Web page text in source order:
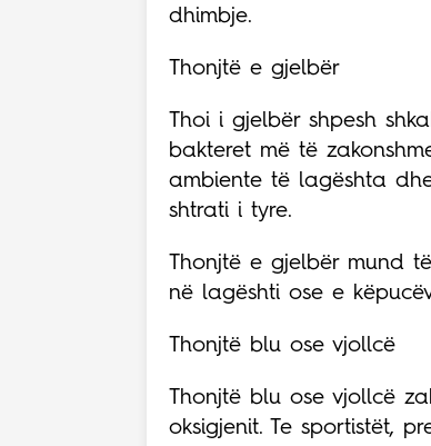
dhimbje.
Thonjtë e gjelbër
Thoi i gjelbër shpesh
bakteret më të
ambiente të lagështa
shtrati i tyre.
Thonjtë e gjelbër mund
në lagështi ose e
Thonjtë blu ose vjollcë
Thonjtë blu ose vjollcë
oksigjenit. Te sportistët,